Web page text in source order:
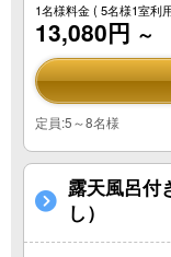
1名様料金( 5名様1室利
13,080円 ～
定員:5～8名様
露天風呂付
し）